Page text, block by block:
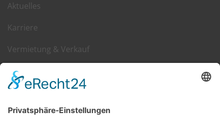
Aktuelles
Karriere
Vermietung & Verkauf
Kontakt